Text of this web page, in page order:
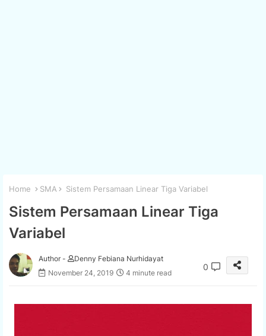
Home SMA Sistem Persamaan Linear Tiga Variabel
Sistem Persamaan Linear Tiga
Variabel
Author -
Denny Febiana Nurhidayat
November 24, 2019
4 minute read
0